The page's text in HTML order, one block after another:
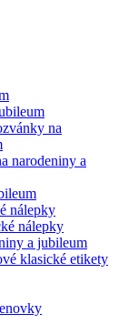
na
narodeniny a
nálepky
nálepky
a jubileum
klasické etikety